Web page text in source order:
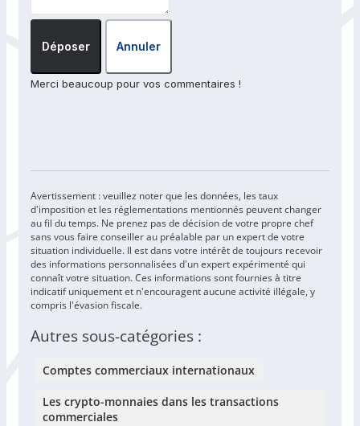
Déposer Annuler
Merci beaucoup pour vos commentaires !
Avertissement : veuillez noter que les données, les taux
d'imposition et les réglementations mentionnés peuvent changer
au fil du temps. Ne prenez pas de décision de votre propre chef
sans vous faire conseiller au préalable par un expert de votre
situation individuelle. Il est dans votre intérêt de toujours recevoir
des informations personnalisées d'un expert expérimenté qui
connaît votre situation. Ces informations sont fournies à titre
indicatif uniquement et n'encouragent aucune activité illégale, y
compris l'évasion fiscale.
Autres sous-catégories :
Comptes commerciaux internationaux
Les crypto-monnaies dans les transactions
commerciales